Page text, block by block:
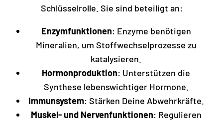
Schlüsselrolle. Sie sind beteiligt an:
Enzymfunktionen: Enzyme benötigen
Mineralien, um Stoffwechselprozesse zu
katalysieren.
Hormonproduktion: Unterstützen die
Synthese lebenswichtiger Hormone.
Immunsystem: Stärken Deine Abwehrkräfte.
Muskel- und Nervenfunktionen: Regulieren